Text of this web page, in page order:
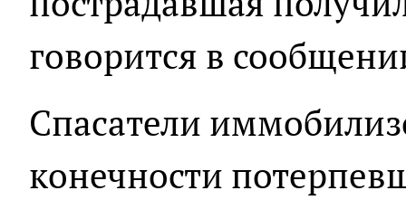
говорится в
Спасатели
конечности